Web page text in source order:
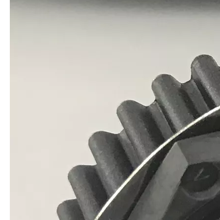
定制OEM农业机械电子工业设备连接器线束电缆组件